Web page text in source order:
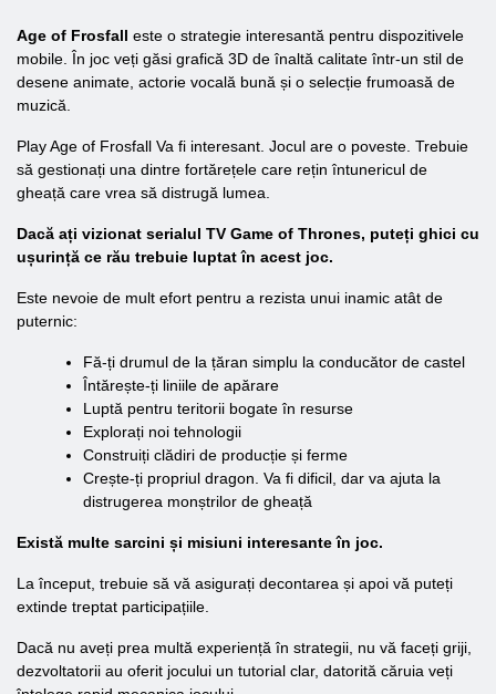
Age of Frosfall este o strategie interesantă pentru dispozitivele
mobile. În joc veți găsi grafică 3D de înaltă calitate într-un stil de
desene animate, actorie vocală bună și o selecție frumoasă de
muzică.
Play Age of Frosfall Va fi interesant. Jocul are o poveste. Trebuie
să gestionați una dintre fortărețele care rețin întunericul de
gheață care vrea să distrugă lumea.
Dacă ați vizionat serialul TV Game of Thrones, puteți ghici cu
ușurință ce rău trebuie luptat în acest joc.
Este nevoie de mult efort pentru a rezista unui inamic atât de
puternic:
Fă-ți drumul de la țăran simplu la conducător de castel
Întărește-ți liniile de apărare
Luptă pentru teritorii bogate în resurse
Explorați noi tehnologii
Construiți clădiri de producție și ferme
Crește-ți propriul dragon. Va fi dificil, dar va ajuta la
distrugerea monștrilor de gheață
Există multe sarcini și misiuni interesante în joc.
La început, trebuie să vă asigurați decontarea și apoi vă puteți
extinde treptat participațiile.
Dacă nu aveți prea multă experiență în strategii, nu vă faceți griji,
dezvoltatorii au oferit jocului un tutorial clar, datorită căruia veți